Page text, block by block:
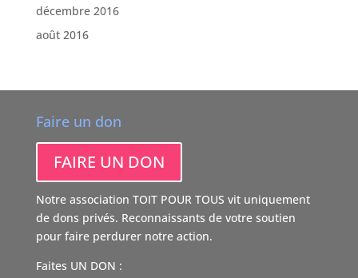
décembre 2016
août 2016
Faire un don
FAIRE UN DON
Notre association TOIT POUR TOUS vit uniquement
de dons privés. Reconnaissants de votre soutien
pour faire perdurer notre action.
Faites UN DON :